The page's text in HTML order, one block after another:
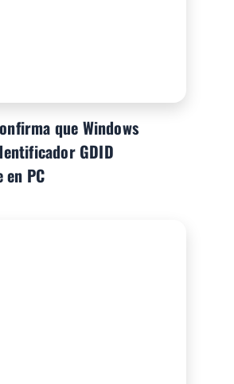
que Windows
GDID
en PC